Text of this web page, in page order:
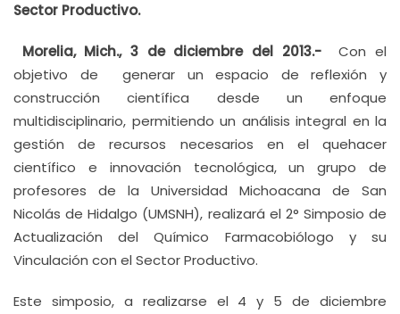
Sector Productivo.
Morelia, Mich., 3 de diciembre del 2013.-Con el
objetivo de
generar un espacio de reflexión y
construcción científica desde un enfoque
multidisciplinario, permitiendo un análisis integral en la
gestión de recursos necesarios en el quehacer
científico e innovación tecnológica, un grupo de
profesores de la Universidad Michoacana de San
Nicolás de Hidalgo (UMSNH), realizará el 2° Simposio de
Actualización del Químico Farmacobiólogo y su
Vinculación con el Sector Productivo.
Este simposio, a realizarse el 4 y 5 de diciembre